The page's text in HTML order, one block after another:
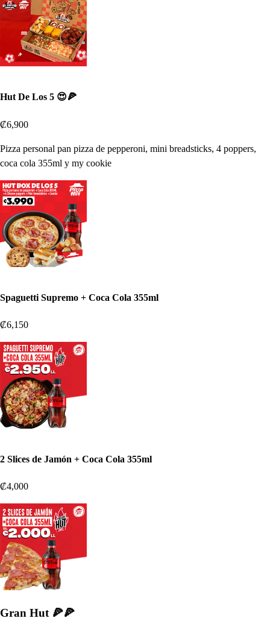
Hut De Los 5 😍🍕
₡6,900
Pizza personal pan pizza de pepperoni, mini breadsticks, 4 poppers,
coca cola 355ml y my cookie
Spaguetti Supremo + Coca Cola 355ml
₡6,150
2 Slices de Jamón + Coca Cola 355ml
₡4,000
Gran Hut 🍕🍕